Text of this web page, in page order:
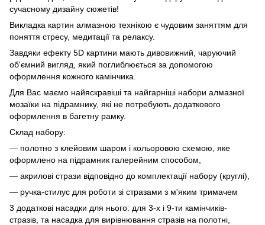
сучасному дизайну сюжетів!
Викладка картин алмазною технікою є чудовим заняттям для
поняття стресу, медитації та релаксу.
Завдяки ефекту 5D картини мають дивовижний, чаруючий
об'ємний вигляд, який поглиблюється за допомогою
оформлення кожного камінчика.
Для Вас маємо найяскравіші та найгарніші набори алмазної
мозаїки на підрамнику, які не потребують додаткового
оформлення в багетну рамку.
Склад набору:
— полотно з клейовим шаром і кольоровою схемою, яке
оформлено на підрамник галерейним способом,
— акрилові стрази відповідно до комплектації набору (круглі),
— ручка-стилус для роботи зі стразами з м'яким тримачем
3 додаткові насадки для нього: для 3-х і 9-ти камінчиків-
стразів, та насадка для вирівнювання стразів на полотні,